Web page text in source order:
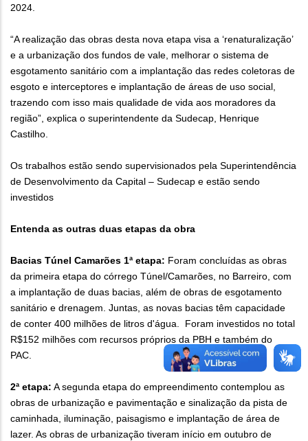
2024.
“A realização das obras desta nova etapa visa a ‘renaturalização’
e a urbanização dos fundos de vale, melhorar o sistema de
esgotamento sanitário com a implantação das redes coletoras de
esgoto e interceptores e implantação de áreas de uso social,
trazendo com isso mais qualidade de vida aos moradores da
região”, explica o superintendente da Sudecap, Henrique
Castilho.
Os trabalhos estão sendo supervisionados pela Superintendência
de Desenvolvimento da Capital – Sudecap e estão sendo
investidos
Entenda as outras duas etapas da obra
Bacias Túnel Camarões 1ª etapa: Foram concluídas as obras
da primeira etapa do córrego Túnel/Camarões, no Barreiro, com
a implantação de duas bacias, além de obras de esgotamento
sanitário e drenagem. Juntas, as novas bacias têm capacidade
de conter 400 milhões de litros d'água. Foram investidos no total
R$152 milhões com recursos próprios da PBH e também do
PAC.
2ª etapa: A segunda etapa do empreendimento contemplou as
obras de urbanização e pavimentação e sinalização da pista de
caminhada, iluminação, paisagismo e implantação de área de
lazer. As obras de urbanização tiveram início em outubro de